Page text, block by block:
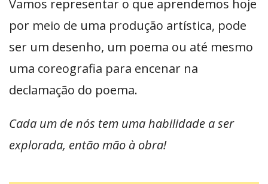
Vamos representar o que aprendemos hoje
por meio de uma produção artística, pode
ser um desenho, um poema ou até mesmo
uma coreografia para encenar na
declamação do poema.
Cada um de nós tem uma habilidade a ser
explorada, então mão à obra!